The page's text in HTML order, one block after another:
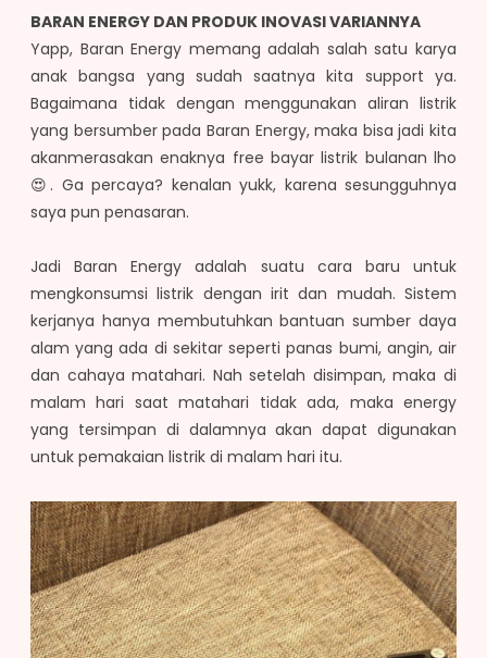
BARAN ENERGY DAN PRODUK INOVASI VARIANNYA
Yapp, Baran Energy memang adalah salah satu karya
anak bangsa yang sudah saatnya kita support ya.
Bagaimana tidak dengan menggunakan aliran listrik
yang bersumber pada Baran Energy, maka bisa jadi kita
akanmerasakan enaknya free bayar listrik bulanan lho
😍. Ga percaya? kenalan yukk, karena sesungguhnya
saya pun penasaran.
Jadi Baran Energy adalah suatu cara baru untuk
mengkonsumsi listrik dengan irit dan mudah. Sistem
kerjanya hanya membutuhkan bantuan sumber daya
alam yang ada di sekitar seperti panas bumi, angin, air
dan cahaya matahari. Nah setelah disimpan, maka di
malam hari saat matahari tidak ada, maka energy
yang tersimpan di dalamnya akan dapat digunakan
untuk pemakaian listrik di malam hari itu.